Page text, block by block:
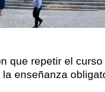
que repetir el
enseñanza